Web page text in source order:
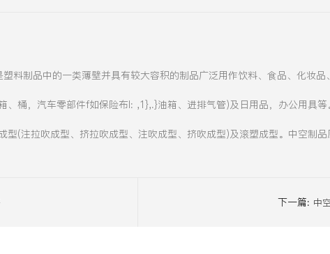
制品中的一类薄壁并具有较大容积的制品广泛用作饮料、食品、化妆品
桶，汽车零部件f如保险布I: ,1},.}油箱、进排气管)及日用品，办公用具等
(注拉吹成型、挤拉吹成型、注吹成型、挤吹成型)及滚塑成型。中空制品
下一篇: 中